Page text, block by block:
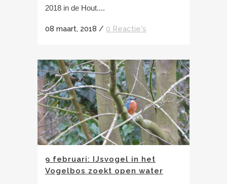
2018 in de Hout....
08 maart, 2018 / 0 Reactie's
9 februari: IJsvogel in het
Vogelbos zoekt open water